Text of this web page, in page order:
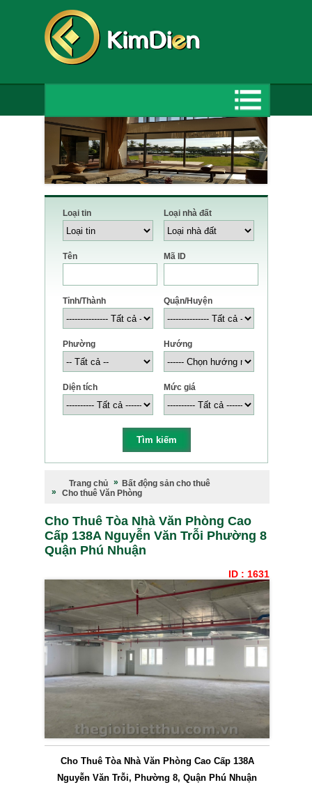
Loại tin Loại nhà đất
Tên Mã ID
Tỉnh/Thành Quận/Huyện
Phường Hướng
Diện tích Mức giá
Trang chủ
Bất động sản cho thuê
Cho thuê Văn Phòng
Cho Thuê Tòa Nhà Văn Phòng Cao
Cấp 138A Nguyễn Văn Trỗi Phường 8
Quận Phú Nhuận
ID : 1631
Cho Thuê Tòa Nhà Văn Phòng Cao Cấp 138A
Nguyễn Văn Trỗi, Phường 8, Quận Phú Nhuận